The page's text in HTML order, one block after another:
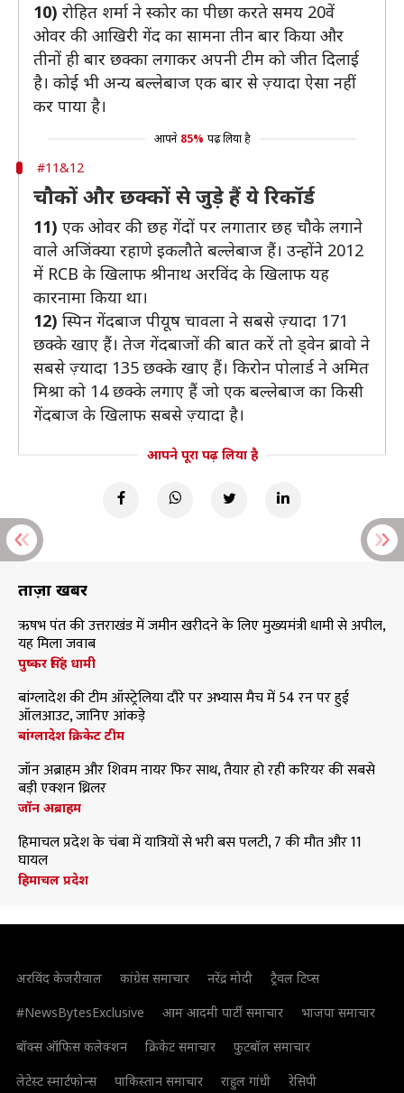
10) रोहित शर्मा ने स्कोर का पीछा करते समय 20वें
ओवर की आखिरी गेंद का सामना तीन बार किया और
तीनों ही बार छक्का लगाकर अपनी टीम को जीत दिलाई
है। कोई भी अन्य बल्लेबाज एक बार से ज़्यादा ऐसा नहीं
कर पाया है।
आपने 85% पढ़ लिया है
#11&12
चौकों और छक्कों से जुड़े हैं ये रिकॉर्ड
11) एक ओवर की छह गेंदों पर लगातार छह चौके लगाने
वाले अजिंक्या रहाणे इकलौते बल्लेबाज हैं। उन्होंने 2012
में RCB के खिलाफ श्रीनाथ अरविंद के खिलाफ यह
कारनामा किया था।
12) स्पिन गेंदबाज पीयूष चावला ने सबसे ज़्यादा 171
छक्के खाए हैं। तेज गेंदबाजों की बात करें तो ड्वेन ब्रावो ने
सबसे ज़्यादा 135 छक्के खाए हैं। किरोन पोलार्ड ने अमित
मिश्रा को 14 छक्के लगाए हैं जो एक बल्लेबाज का किसी
गेंदबाज के खिलाफ सबसे ज़्यादा है।
आपने पूरा पढ़ लिया है
ताज़ा खबरें
ऋषभ पंत की उत्तराखंड में जमीन खरीदने के लिए मुख्यमंत्री धामी से अपील,
यह मिला जवाब
पुष्कर सिंह धामी
बांग्लादेश की टीम ऑस्ट्रेलिया दौरे पर अभ्यास मैच में 54 रन पर हुई
ऑलआउट, जानिए आंकड़े
बांग्लादेश क्रिकेट टीम
जॉन अब्राहम और शिवम नायर फिर साथ, तैयार हो रही करियर की सबसे
बड़ी एक्शन थ्रिलर
जॉन अब्राहम
हिमाचल प्रदेश के चंबा में यात्रियों से भरी बस पलटी, 7 की मौत और 11
घायल
हिमाचल प्रदेश
अरविंद केजरीवाल कांग्रेस समाचार नरेंद्र मोदी
ट्रैवल टिप्स
#NewsBytesExclusive
आम आदमी पार्टी समाचार
भाजपा समाचार
बॉक्स ऑफिस कलेक्शन
क्रिकेट समाचार
फुटबॉल समाचार
लेटेस्ट स्मार्टफोन्स
पाकिस्तान समाचार राहुल गांधी रेसिपी